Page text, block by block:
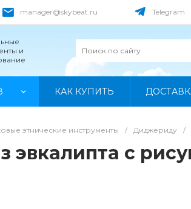
manager@skybeat.ru Telegram
и
КАК КУПИТЬ
этнические инструменты / Диджериду /
с